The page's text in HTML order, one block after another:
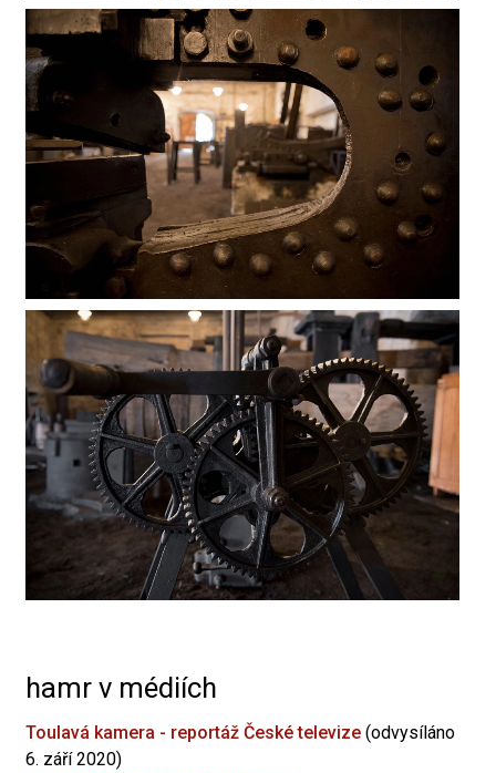
hamr v médiích
Toulavá kamera - reportáž České televize (odvysíláno
6. září 2020)